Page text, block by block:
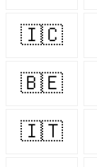
🇮🇨
🇧🇪
🇮🇹